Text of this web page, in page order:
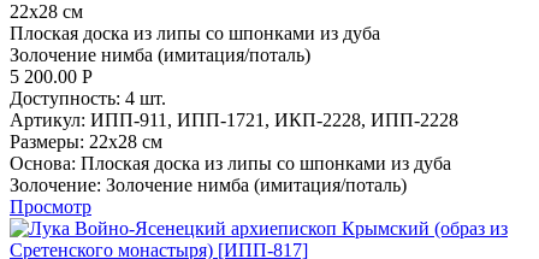
22х28 см
Плоская доска из липы со шпонками из дуба
Золочение нимба (имитация/поталь)
5 200.00 Р
Доступность: 4 шт.
Артикул: ИПП-911, ИПП-1721, ИКП-2228, ИПП-2228
Размеры: 22х28 см
Основа: Плоская доска из липы со шпонками из дуба
Золочение: Золочение нимба (имитация/поталь)
Просмотр